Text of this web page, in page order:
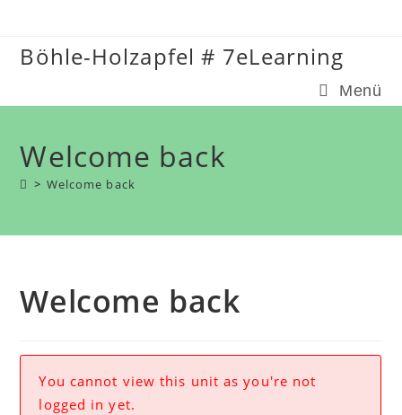
springen
Böhle-Holzapfel # 7eLearning
Menü
Welcome back
> Welcome back
Welcome back
You cannot view this unit as you're not
logged in yet.